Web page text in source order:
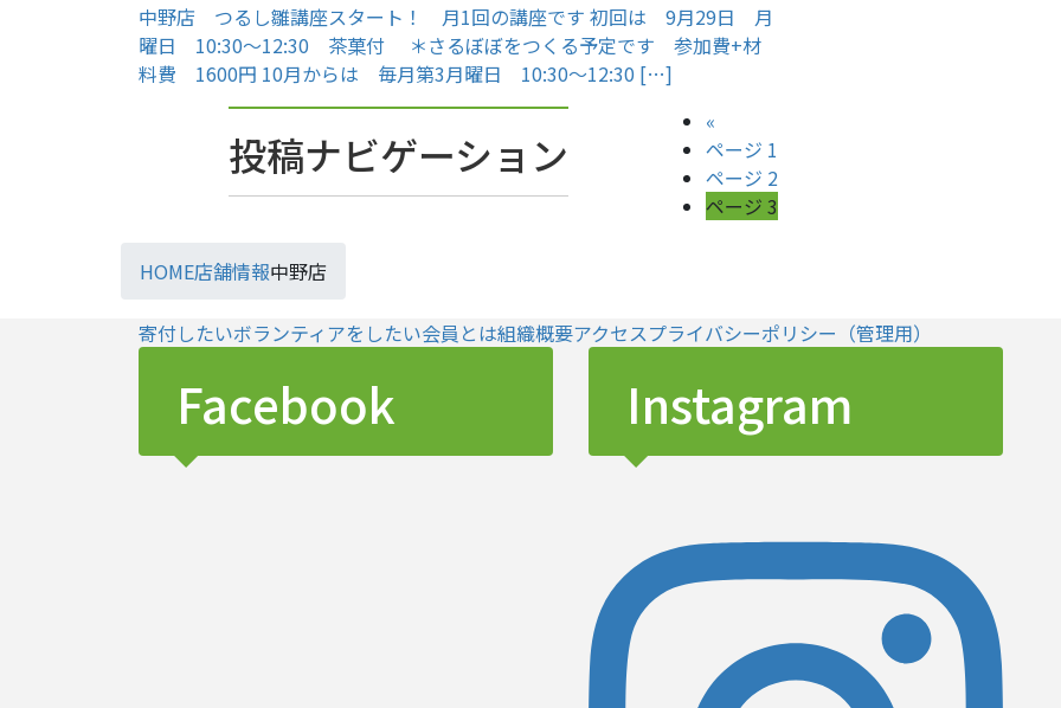
中野店 つるし雛講座スタート！ 月1回の講座です 初回は 9月29日 月
曜日 10:30～12:30 茶菓付 ＊さるぼぼをつくる予定です 参加費+材
料費 1600円 10月からは 毎月第3月曜日 10:30～12:30 […]
投稿ナビゲーション
«
ページ 1
ページ 2
ページ 3
HOME店舗情報中野店
寄付したいボランティアをしたい会員とは組織概要アクセスプライバシーポリシー （管理用）
Facebook Instagram